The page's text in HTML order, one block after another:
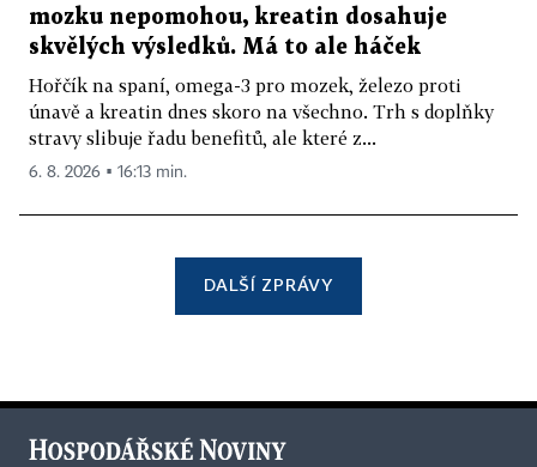
mozku nepomohou, kreatin dosahuje
skvělých výsledků. Má to ale háček
Hořčík na spaní, omega-3 pro mozek, železo proti
únavě a kreatin dnes skoro na všechno. Trh s doplňky
stravy slibuje řadu benefitů, ale které z...
6. 8. 2026 ▪ 16:13 min.
DALŠÍ ZPRÁVY